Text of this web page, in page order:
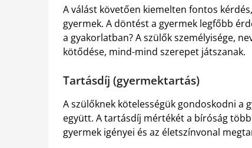
A válást követően kiemelten fontos
gyermek. A döntést a gyermek legfőbb
a gyakorlatban? A szülők személyisége,
kötődése, mind-mind szerepet játszanak.
Tartásdíj (gyermektartás)
A szülőknek kötelességük gondoskodni a
együtt. A tartásdíj mértékét a bíróság
gyermek igényei és az életszínvonal